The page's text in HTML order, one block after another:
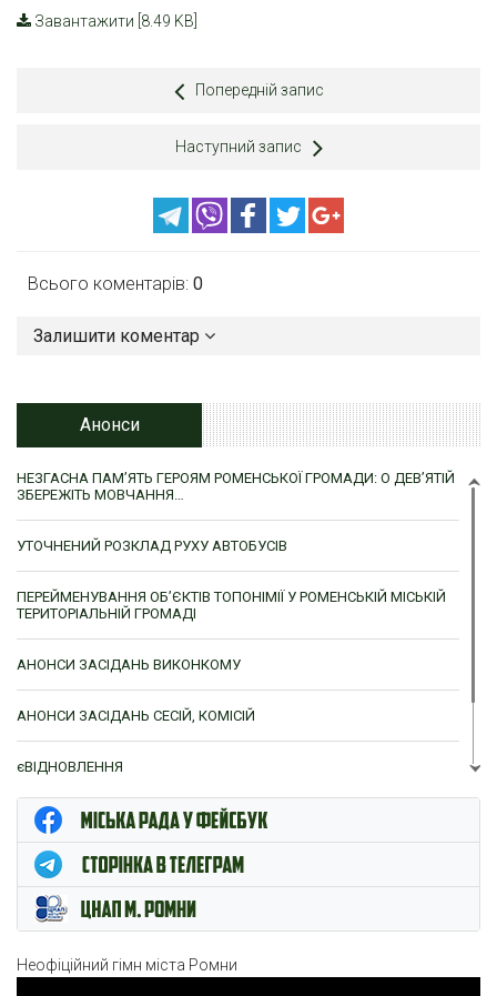
Завантажити [8.49 KB]
Попередній запис
Наступний запис
Всього коментарів: 0
Залишити коментар
Анонси
НЕЗГАСНА ПАМ’ЯТЬ ГЕРОЯМ РОМЕНСЬКОЇ ГРОМАДИ: О ДЕВ’ЯТІЙ
ЗБЕРЕЖІТЬ МОВЧАННЯ…
УТОЧНЕНИЙ РОЗКЛАД РУХУ АВТОБУСІВ
ПЕРЕЙМЕНУВАННЯ ОБ’ЄКТІВ ТОПОНІМІЇ У РОМЕНСЬКІЙ МІСЬКІЙ
ТЕРИТОРІАЛЬНІЙ ГРОМАДІ
АНОНСИ ЗАСІДАНЬ ВИКОНКОМУ
АНОНСИ ЗАСІДАНЬ СЕСІЙ, КОМІСІЙ
єВІДНОВЛЕННЯ
ЦНАП м. Ромни
Неофіційний гімн міста Ромни